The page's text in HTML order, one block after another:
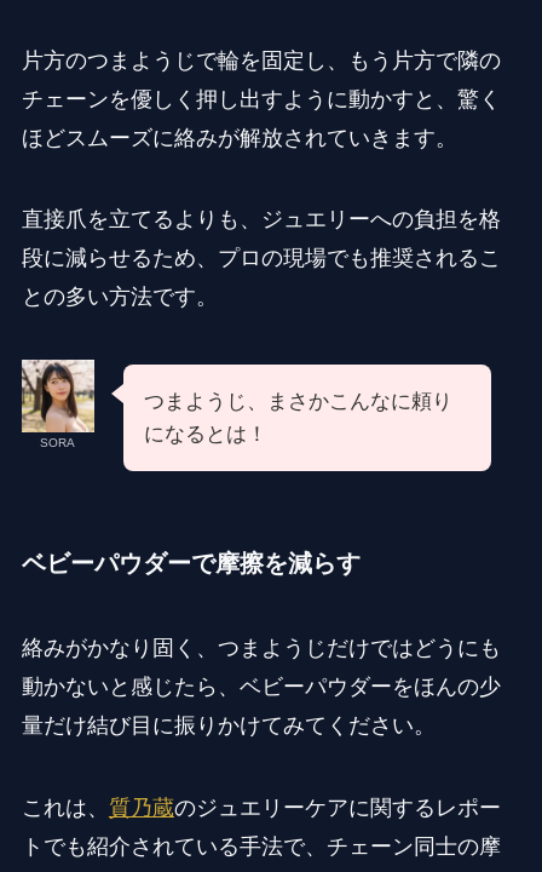
片方のつまようじで輪を固定し、もう片方で隣の
チェーンを優しく押し出すように動かすと、驚く
ほどスムーズに絡みが解放されていきます。
直接爪を立てるよりも、ジュエリーへの負担を格
段に減らせるため、プロの現場でも推奨されるこ
との多い方法です。
SORA
つまようじ、まさかこんなに頼り
になるとは！
ベビーパウダーで摩擦を減らす
絡みがかなり固く、つまようじだけではどうにも
動かないと感じたら、ベビーパウダーをほんの少
量だけ結び目に振りかけてみてください。
これは、 質乃蔵のジュエリーケアに関するレポー
トでも紹介されている手法で、チェーン同士の摩